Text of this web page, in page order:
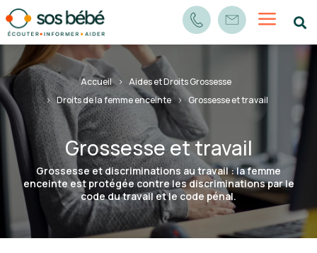
a 
Accueil
Aides et Droits Grossesse
Droits de la femme enceinte
Grossesse et travail
Grossesse et travail
Grossesse et discriminations au travail : la femme
enceinte est protégée contre les discriminations par le
code du travail et le code pénal.